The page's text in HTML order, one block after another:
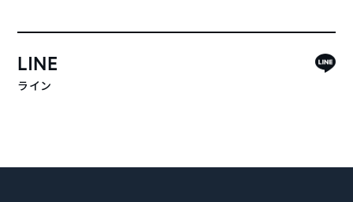
LINE
ライン